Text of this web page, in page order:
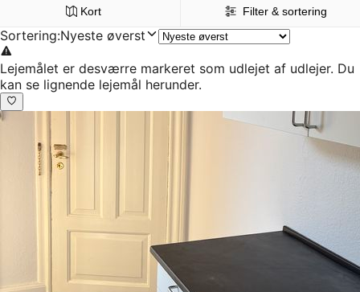
Kort Filter & sortering
Sortering:Nyeste øverst
Lejemålet er desværre markeret som udlejet af udlejer. Du
kan se lignende lejemål herunder.